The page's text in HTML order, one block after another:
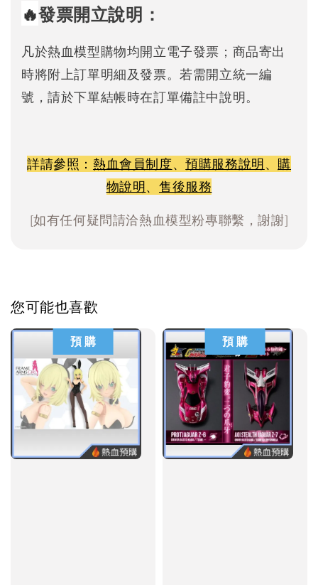
🔥發票開立說明：
凡於熱血模型購物均開立電子發票；商品寄出
時將附上訂單明細及發票。若需開立統一編
號，請於下單結帳時在訂單備註中說明。
詳請參照： 熱血會員制度、預購服務說明、 購
物說明、 售後服務
[如有任何疑問請洽熱血模型粉專聯繫，謝謝]
您可能也喜歡
預 購 預 購